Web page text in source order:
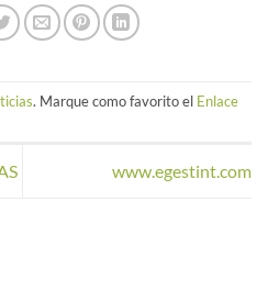
. Marque como favorito el Enlace
www.egestint.com